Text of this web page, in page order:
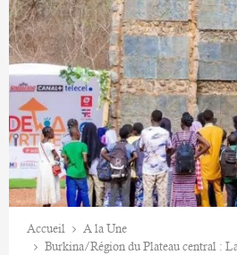
Accueil
A la Une
Burkina/Région du Plateau central :